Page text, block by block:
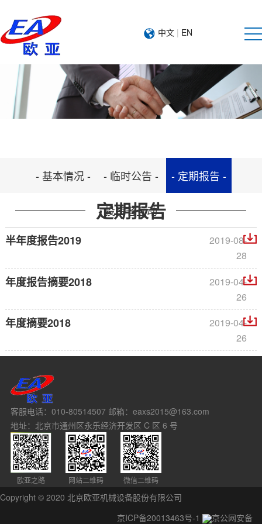
中文 | EN
- 基本情况 - - 临时公告 - - 定期报告 -
- 投资者互动 -
定期报告
半年度报告2019
2019-08-
28
年度报告摘要2018
2019-04-
26
年度摘要2018
2019-04-
26
客服电话：010-80514507 邮箱：eaxs2015@163.com
地址：北京市通州区永乐经济开发区 C 区 6 号
欧亚之路 网站二维码 微信二维码
Copyright © 2020 北京欧亚机械设备股份有限公司
京ICP备20013463号-1
京公网安备